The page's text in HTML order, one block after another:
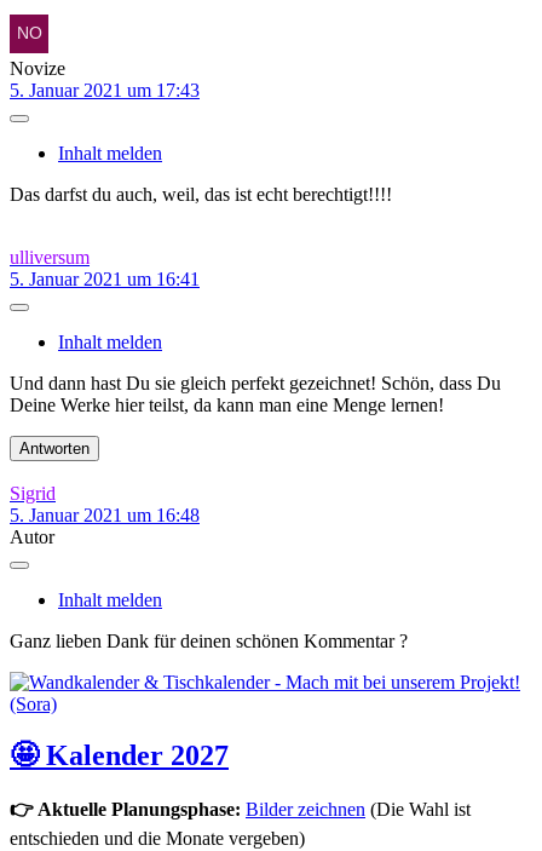
Novize
5. Januar 2021 um 17:43
Inhalt melden
Das darfst du auch, weil, das ist echt berechtigt!!!!
ulliversum
5. Januar 2021 um 16:41
Inhalt melden
Und dann hast Du sie gleich perfekt gezeichnet! Schön, dass Du
Deine Werke hier teilst, da kann man eine Menge lernen!
Antworten
Sigrid
5. Januar 2021 um 16:48
Autor
Inhalt melden
Ganz lieben Dank für deinen schönen Kommentar ?
🤩 Kalender 2027
👉 Aktuelle Planungsphase: Bilder zeichnen (Die Wahl ist
entschieden und die Monate vergeben)